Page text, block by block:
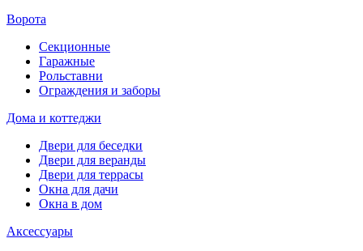
Ворота
Секционные
Гаражные
Рольставни
Ограждения и заборы
Дома и коттеджи
Двери для беседки
Двери для веранды
Двери для террасы
Окна для дачи
Окна в дом
Аксессуары